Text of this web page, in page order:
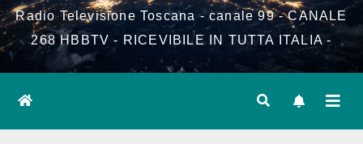
Radio Televisione Toscana - canale 99 - CANALE
268 HBBTV - RICEVIBILE IN TUTTA ITALIA -